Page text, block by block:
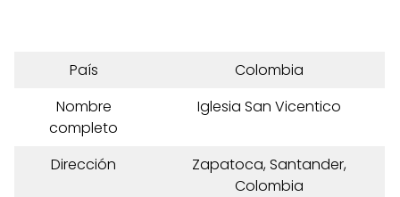
País
Colombia
Nombre
completo
Iglesia San Vicentico
Dirección
Zapatoca, Santander,
Colombia